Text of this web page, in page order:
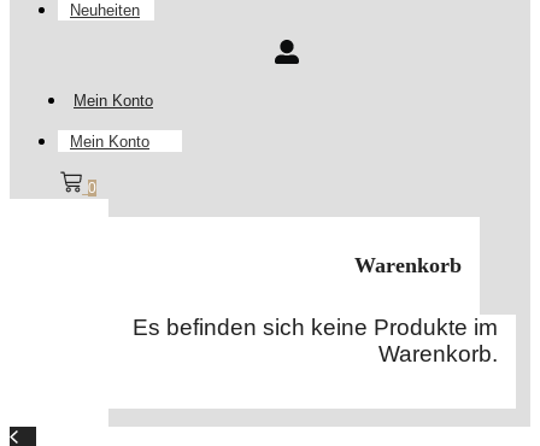
Neuheiten
Mein Konto
Mein Konto
0
Warenkorb
Es befinden sich keine Produkte im
Warenkorb.